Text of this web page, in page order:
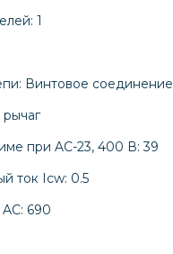
1
Винтовое соединение
при AC-23, 400 В: 39
ток Icw: 0.5
690